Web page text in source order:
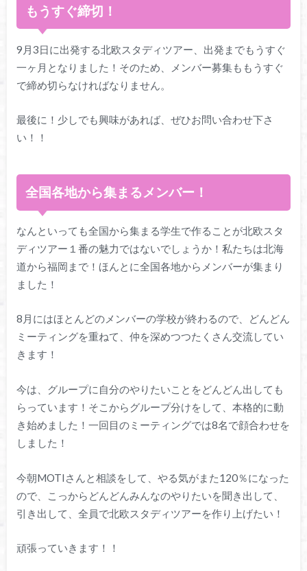
もうすぐ締切！
9月3日に出発する北欧スタディツアー、出発までもうすぐ
一ヶ月となりました！そのため、メンバー募集ももうすぐ
で締め切らなければなりません。
最後に！少しでも興味があれば、ぜひお問い合わせ下さ
い！！
全国各地から集まるメンバー！
なんといっても全国から集まる学生で作ることが北欧スタ
ディツアー１番の魅力ではないでしょうか！私たちは北海
道から福岡まで！ほんとに全国各地からメンバーが集まり
ました！
8月にはほとんどのメンバーの学校が終わるので、どんどん
ミーティングを重ねて、仲を深めつつたくさん交流してい
きます！
今は、グループに自分のやりたいことをどんどん出しても
らっています！そこからグループ分けをして、本格的に動
き始めました！一回目のミーティングでは8名で顔合わせを
しました！
今朝MOTIさんと相談をして、やる気がまた120％になった
ので、こっからどんどんみんなのやりたいを聞き出して、
引き出して、全員で北欧スタディツアーを作り上げたい！
頑張っていきます！！